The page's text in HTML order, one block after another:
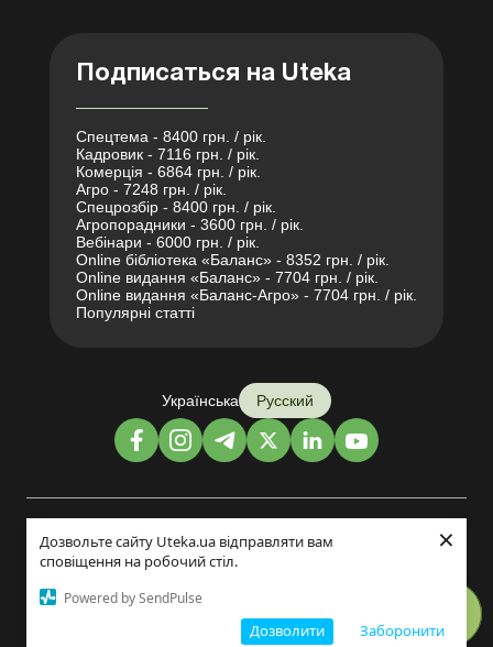
Дозвольте сайту Uteka.ua відправляти вам
сповіщення на робочий стіл.
Powered by SendPulse
Заборонити
Дозволити
×
Подписаться на Uteka
Спецтема - 8400 грн. / рік.
Кадровик - 7116 грн. / рік.
Комерція - 6864 грн. / рік.
Агро - 7248 грн. / рік.
Спецрозбір - 8400 грн. / рік.
Агропорадники - 3600 грн. / рік.
Вебінари - 6000 грн. / рік.
Online бібліотека «Баланс» - 8352 грн. / рік.
Online видання «Баланс» - 7704 грн. / рік.
Online видання «Баланс-Агро» - 7704 грн. / рік.
Популярні статті
Українська Русский
Дизайн и разработка: